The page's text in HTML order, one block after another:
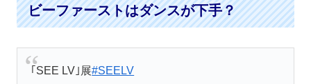
ビーファーストはダンスが下手？
｢SEE LV｣展#SEELV